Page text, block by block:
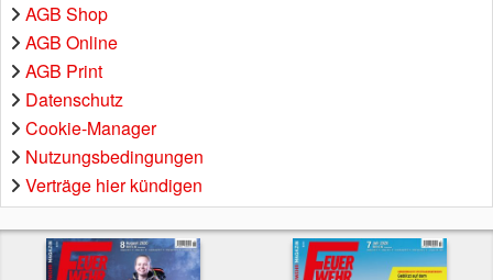
AGB Shop
AGB Online
AGB Print
Datenschutz
Cookie-Manager
Nutzungsbedingungen
Verträge hier kündigen